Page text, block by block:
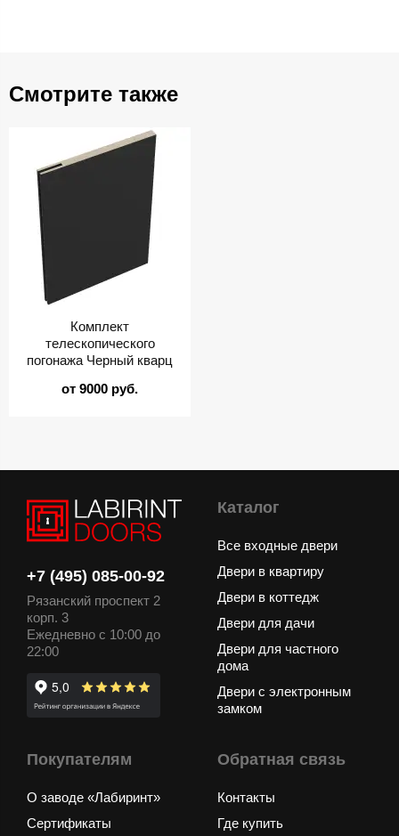
Смотрите также
Комплект
телескопического
погонажа Черный кварц
от 9000 руб.
+7 (495) 085-00-92
Рязанский проспект 2
корп. 3
Ежедневно с 10:00 до
22:00
Каталог
Все входные двери
Двери в квартиру
Двери в коттедж
Двери для дачи
Двери для частного
дома
Двери с электронным
замком
Покупателям
О заводе «Лабиринт»
Сертификаты
Обратная связь
Контакты
Где купить